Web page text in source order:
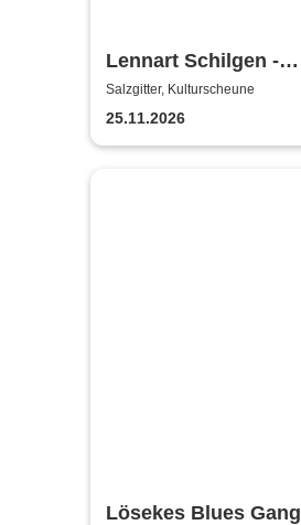
Lennart Schilgen -
Abwesenheitsnotizen
Salzgitter, Kulturscheune
25.11.2026
Lösekes Blues Gang